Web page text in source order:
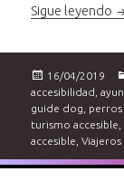
Sigue leyendo
Publicado
el
16/04/2019
accesibilidad ,
guide dog
perros
turismo accesible
accesible ,Viajeros